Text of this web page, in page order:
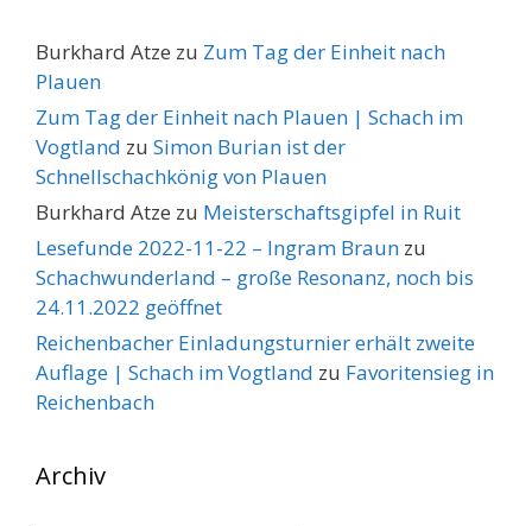
Burkhard Atze zu Zum Tag der Einheit nach
Plauen
Zum Tag der Einheit nach Plauen | Schach im
Vogtland zu Simon Burian ist der
Schnellschachkönig von Plauen
Burkhard Atze zu Meisterschaftsgipfel in Ruit
Lesefunde 2022-11-22 – Ingram Braun zu
Schachwunderland – große Resonanz, noch bis
24.11.2022 geöffnet
Reichenbacher Einladungsturnier erhält zweite
Auflage | Schach im Vogtland zu Favoritensieg in
Reichenbach
Archiv